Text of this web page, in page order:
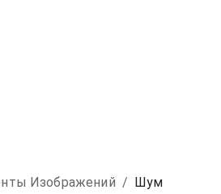
Изображений / Шум